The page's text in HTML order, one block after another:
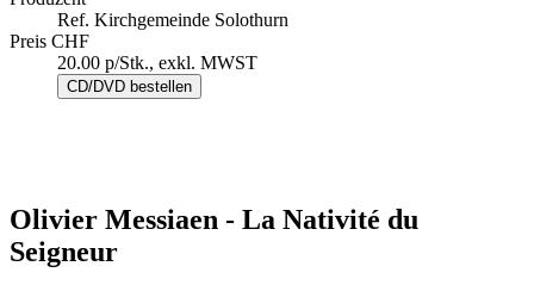
Ref. Kirchgemeinde Solothurn
Preis CHF
20.00 p/Stk., exkl. MWST
Olivier Messiaen - La Nativité du
Seigneur